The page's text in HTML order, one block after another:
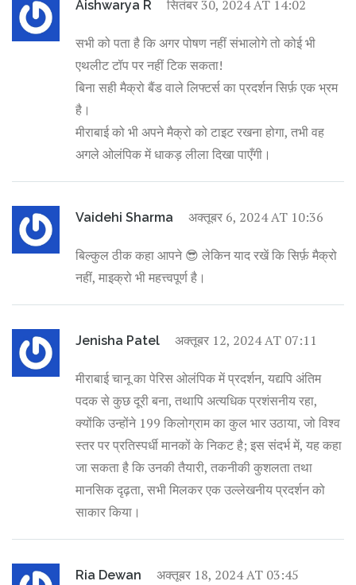
Aishwarya R सितंबर 30, 2024 AT 14:02
सभी को पता है कि अगर पोषण नहीं संभालोगे तो कोई भी
एथलीट टॉप पर नहीं टिक सकता!
बिना सही मैक्रो बैंड वाले लिफ्टर्स का प्रदर्शन सिर्फ़ एक भ्रम
है।
मीराबाई को भी अपने मैक्रो को टाइट रखना होगा, तभी वह
अगले ओलंपिक में धाकड़ लीला दिखा पाएँगी।
Vaidehi Sharma अक्तूबर 6, 2024 AT 10:36
बिल्कुल ठीक कहा आपने 😎 लेकिन याद रखें कि सिर्फ़ मैक्रो
नहीं, माइक्रो भी महत्त्वपूर्ण है।
Jenisha Patel अक्तूबर 12, 2024 AT 07:11
मीराबाई चानू का पेरिस ओलंपिक में प्रदर्शन, यद्यपि अंतिम
पदक से कुछ दूरी बना, तथापि अत्यधिक प्रशंसनीय रहा,
क्योंकि उन्होंने 199 किलोग्राम का कुल भार उठाया, जो विश्व
स्तर पर प्रतिस्पर्धी मानकों के निकट है; इस संदर्भ में, यह कहा
जा सकता है कि उनकी तैयारी, तकनीकी कुशलता तथा
मानसिक दृढ़ता, सभी मिलकर एक उल्लेखनीय प्रदर्शन को
साकार किया।
Ria Dewan अक्तूबर 18, 2024 AT 03:45